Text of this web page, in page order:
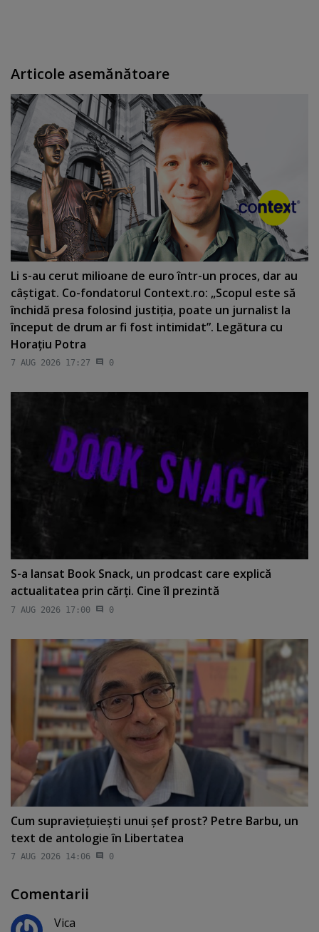
Articole asemănătoare
Li s-au cerut milioane de euro într-un proces, dar au
câştigat. Co-fondatorul Context.ro: „Scopul este să
închidă presa folosind justiţia, poate un jurnalist la
început de drum ar fi fost intimidat”. Legătura cu
Horaţiu Potra
7 AUG 2026 17:27 0
S-a lansat Book Snack, un prodcast care explică
actualitatea prin cărţi. Cine îl prezintă
7 AUG 2026 17:00 0
Cum supravieţuieşti unui şef prost? Petre Barbu, un
text de antologie în Libertatea
7 AUG 2026 14:06 0
Comentarii
Vica